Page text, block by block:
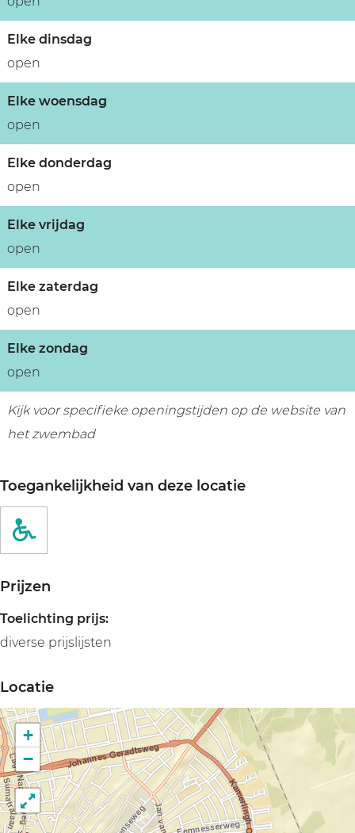
Elke dinsdag
open
Elke woensdag
open
Elke donderdag
open
Elke vrijdag
open
Elke zaterdag
open
Elke zondag
open
Kijk voor specifieke openingstijden op de website van
het zwembad
Toegankelijkheid van deze locatie
Prijzen
Toelichting prijs:
diverse prijslijsten
Locatie
+
−